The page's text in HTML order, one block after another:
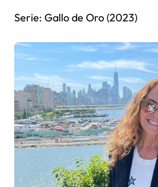
Serie: Gallo de Oro (2023)